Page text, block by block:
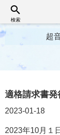
検索
超
適格請求書
2023-01-18
2023年10月１